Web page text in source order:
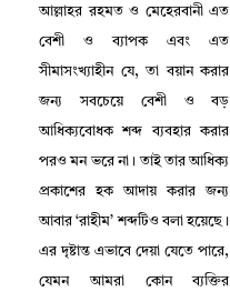
আল্লাহর রহমত ও মেহেরবানী এত
বেশী ও ব্যাপক এবং এত
সীমাসংখ্যাহীন যে,তা বয়ান করার
জন্য সবচেয়ে বেশী ও বড়
আধিক্যবোধক শব্দ ব্যবহার করার
পরও মন ভরে না । তাই তার আধিক্য
প্রকাশের হক আদায় করার জন্য
আবার ‘রাহীম’ শব্দটিও বলা হয়েছে ।
এর দৃষ্টান্ত এভাবে দেয়া যেতে পারে,
যেমন আমরা কোন ব্যক্তির